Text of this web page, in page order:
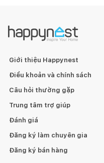
Sofa Toron - SFK1757
hoàn toàn tự nhiên chất
các đặc tính tự nhiên của da
Giới thiệu Happynest
Điều khoản và chính sách
Câu hỏi thường gặp
Trung tâm trợ giúp
Đánh giá
Đăng ký làm chuyên gia
Đăng ký bán hàng